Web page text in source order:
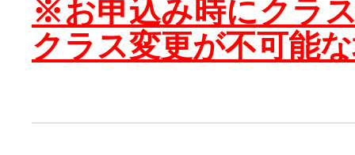
※お申込み時にクラ
クラス変更が不可能